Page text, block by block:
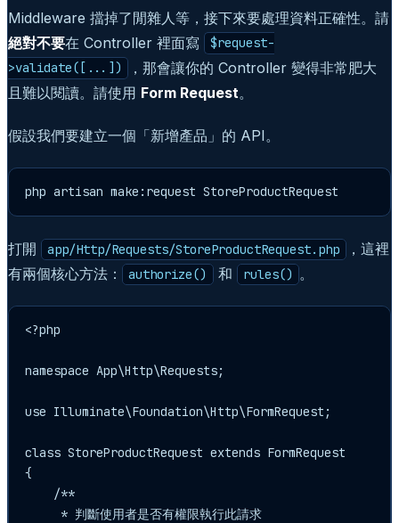
Middleware 擋掉了閒雜人等，接下來要處理資料正確性。請
絕對不要在 Controller 裡面寫
$request-
>validate([...])
，那會讓你的 Controller 變得非常肥大
且難以閱讀。請使用 Form Request。
假設我們要建立一個「新增產品」的 API。
php artisan make:request StoreProductRequest
打開 app/Http/Requests/StoreProductRequest.php ，這裡
有兩個核心方法：
authorize() 和 rules() 。
<?php
namespace App\Http\Requests;
use Illuminate\Foundation\Http\FormRequest;
class StoreProductRequest extends FormRequest
{
    /**
     * 判斷使用者是否有權限執行此請求